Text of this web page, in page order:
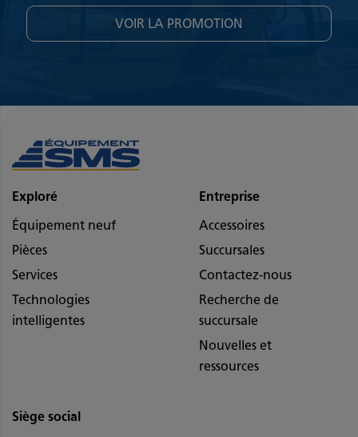
VOIR LA PROMOTION
Exploré
Équipement neuf
Pièces
Services
Technologies
intelligentes
Entreprise
Accessoires
Succursales
Contactez-nous
Recherche de
succursale
Nouvelles et
ressources
Siège social